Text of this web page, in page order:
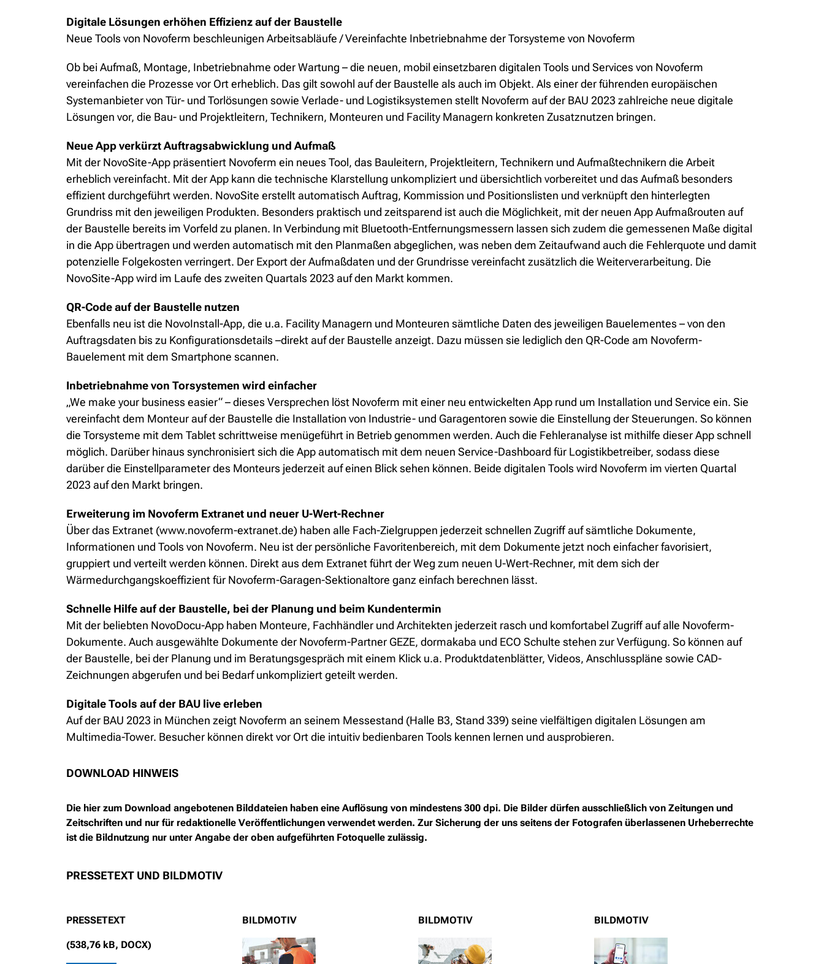
Digitale Lösungen erhöhen Effizienz auf der Baustelle
Neue Tools von Novoferm beschleunigen Arbeitsabläufe / Vereinfachte Inbetriebnahme der Torsysteme von Novoferm
Ob bei Aufmaß, Montage, Inbetriebnahme oder Wartung – die neuen, mobil einsetzbaren digitalen Tools und Services von Novoferm
vereinfachen die Prozesse vor Ort erheblich. Das gilt sowohl auf der Baustelle als auch im Objekt. Als einer der führenden europäischen
Systemanbieter von Tür- und Torlösungen sowie Verlade- und Logistiksystemen stellt Novoferm auf der BAU 2023 zahlreiche neue digitale
Lösungen vor, die Bau- und Projektleitern, Technikern, Monteuren und Facility Managern konkreten Zusatznutzen bringen.
Neue App verkürzt Auftragsabwicklung und Aufmaß
Mit der NovoSite-App präsentiert Novoferm ein neues Tool, das Bauleitern, Projektleitern, Technikern und Aufmaßtechnikern die Arbeit
erheblich vereinfacht. Mit der App kann die technische Klarstellung unkompliziert und übersichtlich vorbereitet und das Aufmaß besonders
effizient durchgeführt werden. NovoSite erstellt automatisch Auftrag, Kommission und Positionslisten und verknüpft den hinterlegten
Grundriss mit den jeweiligen Produkten. Besonders praktisch und zeitsparend ist auch die Möglichkeit, mit der neuen App Aufmaßrouten auf
der Baustelle bereits im Vorfeld zu planen. In Verbindung mit Bluetooth-Entfernungsmessern lassen sich zudem die gemessenen Maße digital
in die App übertragen und werden automatisch mit den Planmaßen abgeglichen, was neben dem Zeitaufwand auch die Fehlerquote und damit
potenzielle Folgekosten verringert. Der Export der Aufmaßdaten und der Grundrisse vereinfacht zusätzlich die Weiterverarbeitung. Die
NovoSite-App wird im Laufe des zweiten Quartals 2023 auf den Markt kommen.
QR-Code auf der Baustelle nutzen
Ebenfalls neu ist die NovoInstall-App, die u.a. Facility Managern und Monteuren sämtliche Daten des jeweiligen Bauelementes – von den
Auftragsdaten bis zu Konfigurationsdetails –direkt auf der Baustelle anzeigt. Dazu müssen sie lediglich den QR-Code am Novoferm-
Bauelement mit dem Smartphone scannen.
Inbetriebnahme von Torsystemen wird einfacher
„We make your business easier“ – dieses Versprechen löst Novoferm mit einer neu entwickelten App rund um Installation und Service ein. Sie
vereinfacht dem Monteur auf der Baustelle die Installation von Industrie- und Garagentoren sowie die Einstellung der Steuerungen. So können
die Torsysteme mit dem Tablet schrittweise menügeführt in Betrieb genommen werden. Auch die Fehleranalyse ist mithilfe dieser App schnell
möglich. Darüber hinaus synchronisiert sich die App automatisch mit dem neuen Service-Dashboard für Logistikbetreiber, sodass diese
darüber die Einstellparameter des Monteurs jederzeit auf einen Blick sehen können. Beide digitalen Tools wird Novoferm im vierten Quartal
2023 auf den Markt bringen.
Erweiterung im Novoferm Extranet und neuer U-Wert-Rechner
Über das Extranet (www.novoferm-extranet.de) haben alle Fach-Zielgruppen jederzeit schnellen Zugriff auf sämtliche Dokumente,
Informationen und Tools von Novoferm. Neu ist der persönliche Favoritenbereich, mit dem Dokumente jetzt noch einfacher favorisiert,
gruppiert und verteilt werden können. Direkt aus dem Extranet führt der Weg zum neuen U-Wert-Rechner, mit dem sich der
Wärmedurchgangskoeffizient für Novoferm-Garagen-Sektionaltore ganz einfach berechnen lässt.
Schnelle Hilfe auf der Baustelle, bei der Planung und beim Kundentermin
Mit der beliebten NovoDocu-App haben Monteure, Fachhändler und Architekten jederzeit rasch und komfortabel Zugriff auf alle Novoferm-
Dokumente. Auch ausgewählte Dokumente der Novoferm-Partner GEZE, dormakaba und ECO Schulte stehen zur Verfügung. So können auf
der Baustelle, bei der Planung und im Beratungsgespräch mit einem Klick u.a. Produktdatenblätter, Videos, Anschlusspläne sowie CAD-
Zeichnungen abgerufen und bei Bedarf unkompliziert geteilt werden.
Digitale Tools auf der BAU live erleben
Auf der BAU 2023 in München zeigt Novoferm an seinem Messestand (Halle B3, Stand 339) seine vielfältigen digitalen Lösungen am
Multimedia-Tower. Besucher können direkt vor Ort die intuitiv bedienbaren Tools kennen lernen und ausprobieren.
DOWNLOAD HINWEIS
Die hier zum Download angebotenen Bilddateien haben eine Auflösung von mindestens 300 dpi. Die Bilder dürfen ausschließlich von Zeitungen und
Zeitschriften und nur für redaktionelle Veröffentlichungen verwendet werden. Zur Sicherung der uns seitens der Fotografen überlassenen Urheberrechte
ist die Bildnutzung nur unter Angabe der oben aufgeführten Fotoquelle zulässig.
PRESSETEXT UND BILDMOTIV
PRESSETEXT
(538,76 kB, DOCX)
BILDMOTIV BILDMOTIV BILDMOTIV